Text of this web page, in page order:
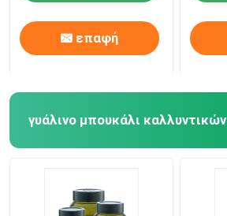
επαφή
γυάλινο μπουκάλι καλλυντικών